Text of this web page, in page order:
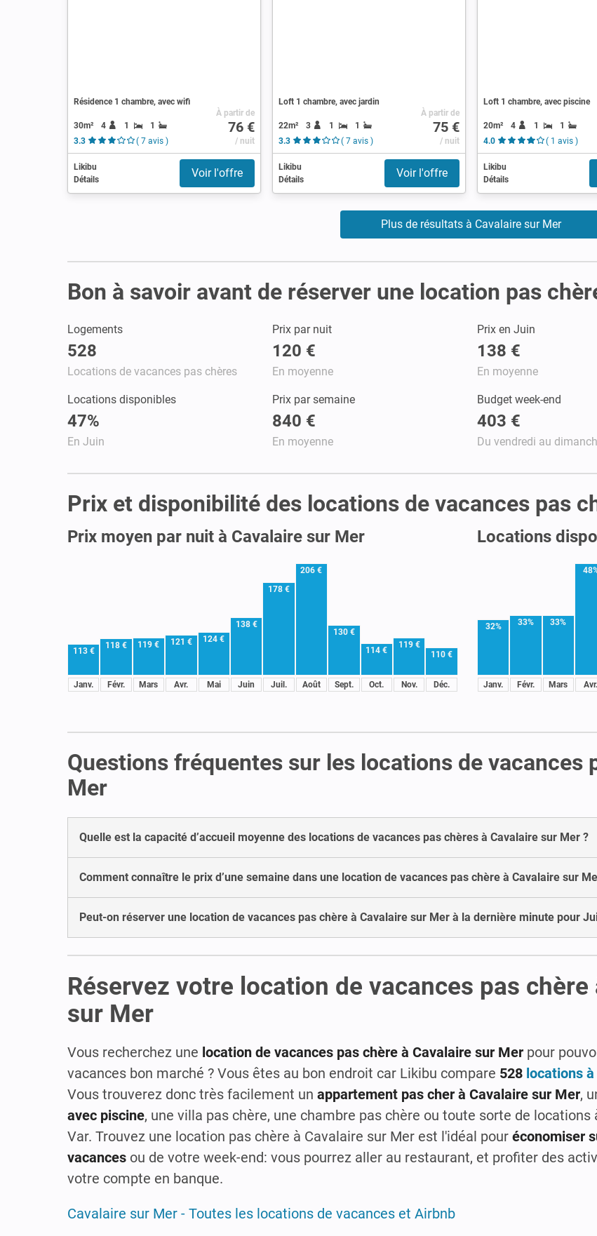
Résidence 1 chambre, avec wifi
30m² 4 1
1
3.3
( 7 avis )
À partir de
76 €
/ nuit
Likibu
Détails
Voir l'offre
Loft 1 chambre, avec jardin
22m² 3 1
1
3.3
( 7 avis )
À partir de
75 €
/ nuit
Likibu
Détails
Voir l'offre
Loft 1 chambre, avec piscine
20m² 4 1
1
4.0
( 1 avis )
Likibu
Détails
Plus de résultats à Cavalaire sur Mer
Bon à savoir avant de réserver une location pas
Logements
528
Locations de vacances pas chères
Prix par nuit
120 €
En moyenne
Prix en Juin
138 €
En moyenne
Locations disponibles
47%
En Juin
Prix par semaine
840 €
En moyenne
Budget week-end
403 €
Du vendredi au
Prix et disponibilité des locations de vacances pas
Prix moyen par nuit à Cavalaire sur Mer
113 €
Janv.
118 €
Févr.
119 €
Mars
121 €
Avr.
124 €
Mai
138 €
Juin
178 €
Juil.
206 €
Août
130 €
Sept.
114 €
Oct.
119 €
Nov.
110 €
Déc.
Locations
32%
Janv.
33%
Févr.
33%
Mars Avr.
Questions fréquentes sur les locations de vacances
Mer
Quelle est la capacité d’accueil moyenne des locations de vacances pas chères à Cavalaire sur Mer ?
Comment connaître le prix d’une semaine dans une location de vacances pas chère à Cavalaire sur
Peut-on réserver une location de vacances pas chère à Cavalaire sur Mer à la dernière minute pour
Réservez votre location de vacances pas chère
sur Mer
Vous recherchez une location de vacances pas chère à Cavalaire sur Mer pour
vacances bon marché ? Vous êtes au bon endroit car Likibu compare 528 locations
Vous trouverez donc très facilement un appartement pas cher à Cavalaire sur Mer,
avec piscine, une villa pas chère, une chambre pas chère ou toute sorte de
Var. Trouvez une location pas chère à Cavalaire sur Mer est l'idéal pour économiser
vacances ou de votre week-end: vous pourrez aller au restaurant, et profiter des
votre compte en banque.
Cavalaire sur Mer - Toutes les locations de vacances et Airbnb